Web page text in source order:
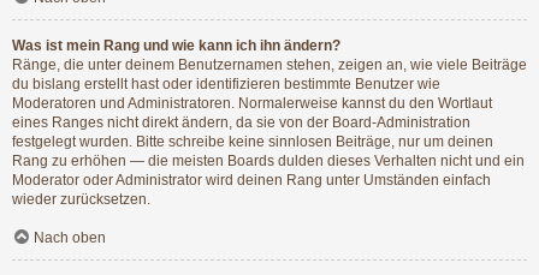
Was ist mein Rang und wie kann ich ihn ändern?
Ränge, die unter deinem Benutzernamen stehen, zeigen an, wie viele Beiträge
du bislang erstellt hast oder identifizieren bestimmte Benutzer wie
Moderatoren und Administratoren. Normalerweise kannst du den Wortlaut
eines Ranges nicht direkt ändern, da sie von der Board-Administration
festgelegt wurden. Bitte schreibe keine sinnlosen Beiträge, nur um deinen
Rang zu erhöhen — die meisten Boards dulden dieses Verhalten nicht und ein
Moderator oder Administrator wird deinen Rang unter Umständen einfach
wieder zurücksetzen.
Nach oben